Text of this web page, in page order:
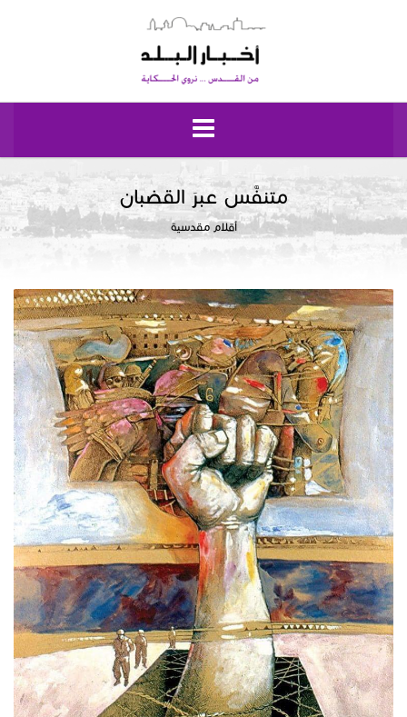
الرئيسية
نبض إيلياء
إقتصاد وحياة
جبل المشارف
يحكى أن
من نحن
متنفَّس عبرَ القضبان
أقلام مقدسية